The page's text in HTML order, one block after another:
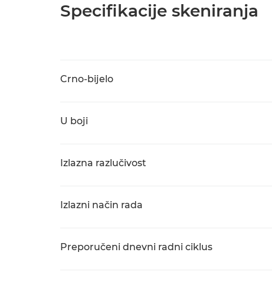
Specifikacije skeniranja
Crno-bijelo
U boji
Izlazna razlučivost
Izlazni način rada
Preporučeni dnevni radni ciklus